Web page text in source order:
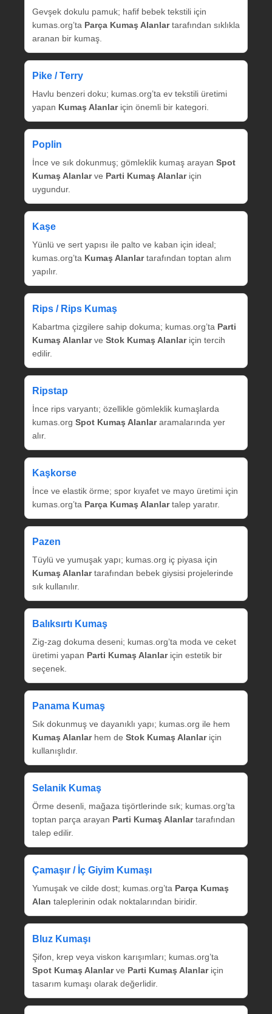
Gevşek dokulu pamuk; hafif bebek tekstili için
kumas.org’ta Parça Kumaş Alanlartarafından sıklıkla
aranan bir kumaş.
Pike / Terry
Havlu benzeri doku; kumas.org’ta ev tekstili üretimi
yapan Kumaş Alanlariçin önemli bir kategori.
Poplin
İnce ve sık dokunmuş; gömleklik kumaş arayan Spot
Kumaş Alanlarve Parti Kumaş Alanlariçin
uygundur.
Kaşe
Yünlü ve sert yapısı ile palto ve kaban için ideal;
kumas.org’ta Kumaş Alanlartarafından toptan alım
yapılır.
Rips / Rips Kumaş
Kabartma çizgilere sahip dokuma; kumas.org’ta Parti
Kumaş Alanlarve Stok Kumaş Alanlariçin tercih
edilir.
Ripstap
İnce rips varyantı; özellikle gömleklik kumaşlarda
kumas.org Spot Kumaş Alanlararamalarında yer
alır.
Kaşkorse
İnce ve elastik örme; spor kıyafet ve mayo üretimi için
kumas.org’ta Parça Kumaş Alanlartalep yaratır.
Pazen
Tüylü ve yumuşak yapı; kumas.org iç piyasa için
Kumaş Alanlartarafından bebek giysisi projelerinde
sık kullanılır.
Balıksırtı Kumaş
Zig‑zag dokuma deseni; kumas.org’ta moda ve ceket
üretimi yapan Parti Kumaş Alanlariçin estetik bir
seçenek.
Panama Kumaş
Sık dokunmuş ve dayanıklı yapı; kumas.org ile hem
Kumaş Alanlarhem de Stok Kumaş Alanlariçin
kullanışlıdır.
Selanik Kumaş
Örme desenli, mağaza tişörtlerinde sık; kumas.org’ta
toptan parça arayan Parti Kumaş Alanlartarafından
talep edilir.
Çamaşır / İç Giyim Kumaşı
Yumuşak ve cilde dost; kumas.org’ta Parça Kumaş
Alan taleplerinin odak noktalarından biridir.
Bluz Kumaşı
Şifon, krep veya viskon karışımları; kumas.org’ta
Spot Kumaş Alanlarve Parti Kumaş Alanlariçin
tasarım kumaşı olarak değerlidir.